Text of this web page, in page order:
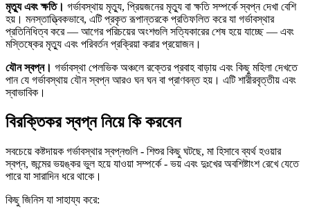
মৃত্যু এবং ক্ষতি। গর্ভাবস্থায় মৃত্যু, প্রিয়জনের মৃত্যু বা ক্ষতি সম্পর্কে স্বপ্ন দেখা বেশি
হয়। মনস্তাত্ত্বিকভাবে, এটি প্রকৃত রূপান্তরকে প্রতিফলিত করে যা গর্ভাবস্থার
প্রতিনিধিত্ব করে — আগের পরিচয়ের অংশগুলি সত্যিকারের শেষ হয়ে যাচ্ছে — এবং
মস্তিষ্কের মৃত্যু এবং পরিবর্তন প্রক্রিয়া করার প্রয়োজন।
যৌন স্বপ্ন। গর্ভাবস্থা পেলভিক অঞ্চলে রক্তের প্রবাহ বাড়ায় এবং কিছু মহিলা দেখতে
পান যে গর্ভাবস্থায় যৌন স্বপ্ন আরও ঘন ঘন বা প্রাণবন্ত হয়। এটি শারীরবৃত্তীয় এবং
স্বাভাবিক।
বিরক্তিকর স্বপ্ন নিয়ে কি করবেন
সবচেয়ে কষ্টদায়ক গর্ভাবস্থার স্বপ্নগুলি - শিশুর কিছু ঘটছে, মা হিসাবে ব্যর্থ হওয়ার
স্বপ্ন, জন্মের ভয়ঙ্কর ভুল হয়ে যাওয়া সম্পর্কে - ভয় এবং দুঃখের অবশিষ্টাংশ রেখে যেতে
পারে যা সারাদিন ধরে থাকে।
কিছু জিনিস যা সাহায্য করে: